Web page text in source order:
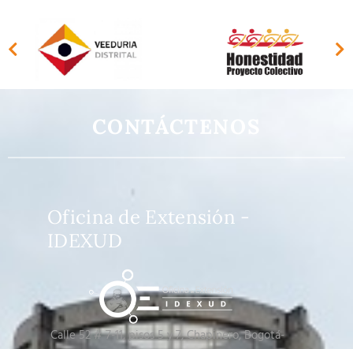
CONTÁCTENOS
Oficina de Extensión -
IDEXUD
Calle 52 # 7-11, pisos 5 y 7, Chapinero, Bogotá-